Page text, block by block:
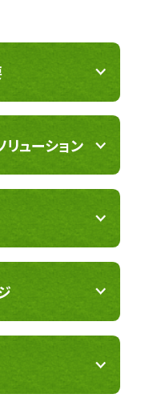
ューション